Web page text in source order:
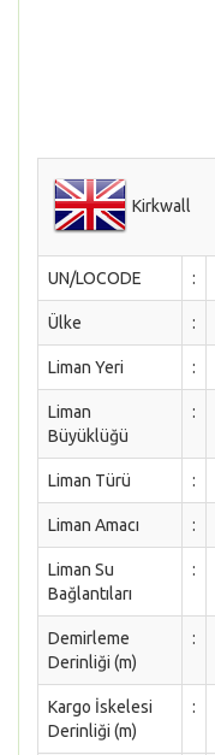
Kirkwall
UN/LOCODE :
Ülke :
Liman Yeri :
Liman
Büyüklüğü
:
Liman Türü :
Liman Amacı :
Liman Su
Bağlantıları
:
Demirleme
Derinliği (m)
:
Kargo İskelesi
Derinliği (m)
: